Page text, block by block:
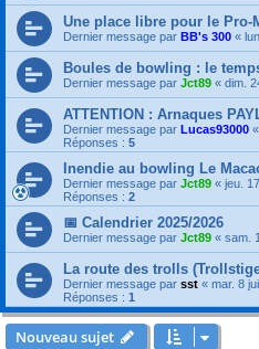
Une place libre pour le Pro-
Dernier message par BB's 300 «
Boules de bowling : le
Dernier message par Jct89 « dim.
ATTENTION : Arnaques
Dernier message par Lucas93000 «
Réponses : 5
Inendie au bowling Le
Dernier message par Jct89 « jeu.
Réponses : 2
📅 Calendrier 2025/2026
Dernier message par Jct89 « sam.
La route des trolls
Dernier message par sst « mar. 8
Réponses : 1
Nouveau sujet